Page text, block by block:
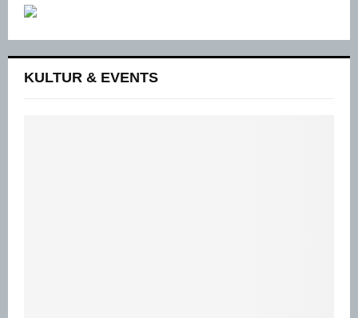
KULTUR & EVENTS